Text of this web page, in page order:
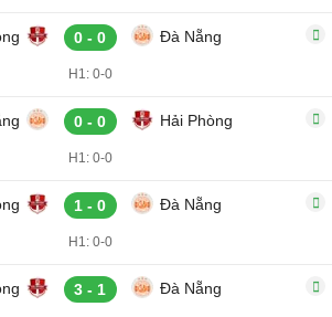
0 - 0 Đà Nẵng
H1: 0-0
0 - 0 Hải Phòng
H1: 0-0
1 - 0 Đà Nẵng
H1: 0-0
3 - 1 Đà Nẵng